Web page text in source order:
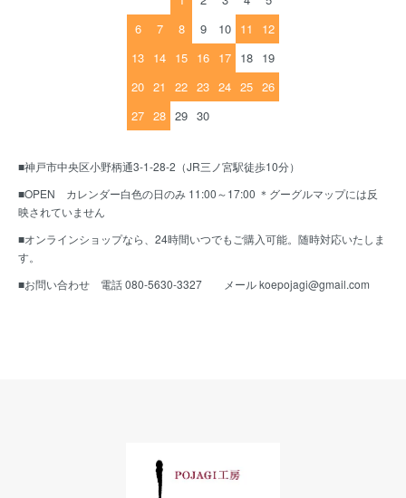
6
7 8 9 10 11
12
13 14 15 16 17 18 19
20 21 22 23 24 25 26
27 28 29 30
■神戸市中央区小野柄通3-1-28-2（JR三ノ宮駅徒歩10分）
■OPEN カレンダー白色の日のみ 11:00～17:00 ＊グーグルマップには反
映されていません
■オンラインショップなら、24時間いつでもご購入可能。随時対応いたしま
す。
■お問い合わせ 電話 080-5630-3327 メール koepojagi@gmail.com